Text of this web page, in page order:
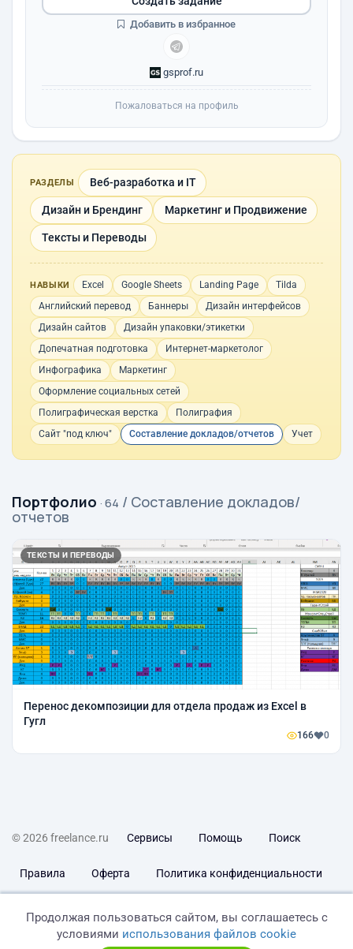
gsprof.ru
Добавить в избранное
Пожаловаться на профиль
РАЗДЕЛЫ Веб-разработка и IT
Дизайн и Брендинг Маркетинг и Продвижение
Тексты и Переводы
НАВЫКИ Excel Google Sheets Landing Page
Tilda
Английский перевод
Баннеры
Дизайн интерфейсов
Дизайн сайтов
Дизайн упаковки/этикетки
Допечатная подготовка
Интернет-маркетолог
Инфографика
Маркетинг
Оформление социальных сетей
Полиграфическая верстка
Полиграфия
Сайт "под ключ"
Составление докладов/отчетов Учет
Портфолио · 64 / Составление докладов/
отчетов
ТЕКСТЫ И ПЕРЕВОДЫ
Перенос декомпозиции для отдела продаж из Excel в
Гугл
166 0
© 2026 freelance.ru Сервисы Помощь Поиск
Правила Оферта Политика конфиденциальности
Продолжая пользоваться сайтом, вы соглашаетесь с
условиями использования файлов cookie